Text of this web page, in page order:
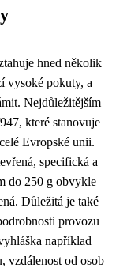
hned několik
vysoké pokuty, a
Nejdůležitějším
které stanovuje
Evropské unii.
specifická a
do 250 g obvykle
Důležitá je také
provozu
například
vzdálenost od osob